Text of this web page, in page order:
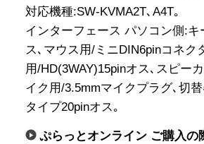
対応機種:SW-KVMA2T､A4T｡
インターフェース パソコン側:
ス､マウス用/ミニDIN6pinコネク
用/HD(3WAY)15pinオス､スピー
イク用/3.5mmマイクプラグ､切
タイプ20pinオス｡
ぷらっとオンライン ご購入の